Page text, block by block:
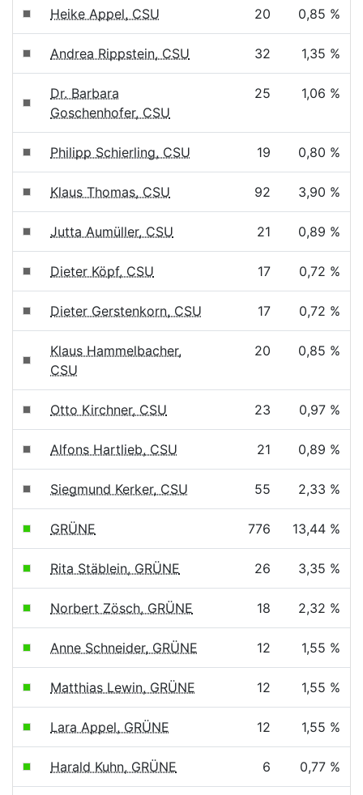
Heike Appel, CSU 20 0,85 %
Andrea Rippstein, CSU 32 1,35 %
Dr. Barbara
Goschenhofer, CSU
25 1,06 %
Philipp Schierling, CSU 19 0,80 %
Klaus Thomas, CSU 92 3,90 %
Jutta Aumüller, CSU 21 0,89 %
Dieter Köpf, CSU 17 0,72 %
Dieter Gerstenkorn, CSU 17 0,72 %
Klaus Hammelbacher,
CSU
20 0,85 %
Otto Kirchner, CSU 23 0,97 %
Alfons Hartlieb, CSU 21 0,89 %
Siegmund Kerker, CSU 55 2,33 %
GRÜNE 776 13,44 %
Rita Stäblein, GRÜNE 26 3,35 %
Norbert Zösch, GRÜNE 18 2,32 %
Anne Schneider, GRÜNE 12 1,55 %
Matthias Lewin, GRÜNE 12 1,55 %
Lara Appel, GRÜNE 12 1,55 %
Harald Kuhn, GRÜNE 6 0,77 %